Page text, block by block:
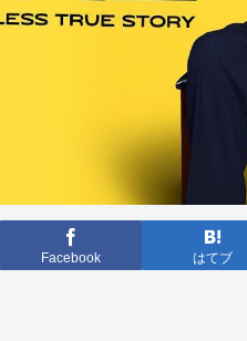
Facebook はてブ